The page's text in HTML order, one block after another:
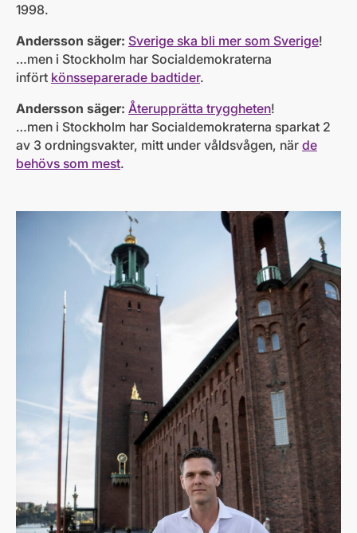
1998.
Andersson säger: Sverige ska bli mer som Sverige!
…men i Stockholm har Socialdemokraterna
infört könsseparerade badtider.
Andersson säger: Återupprätta tryggheten!
…men i Stockholm har Socialdemokraterna sparkat 2
av 3 ordningsvakter, mitt under våldsvågen, när de
behövs som mest.